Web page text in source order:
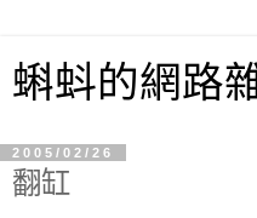
蝌蚪的網路
2005/02/26
翻缸